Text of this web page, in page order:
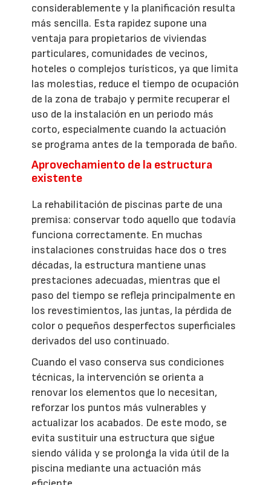
considerablemente y la planificación resulta
más sencilla. Esta rapidez supone una
ventaja para propietarios de viviendas
particulares, comunidades de vecinos,
hoteles o complejos turísticos, ya que limita
las molestias, reduce el tiempo de ocupación
de la zona de trabajo y permite recuperar el
uso de la instalación en un periodo más
corto, especialmente cuando la actuación
se programa antes de la temporada de baño.
Aprovechamiento de la estructura
existente
La rehabilitación de piscinas parte de una
premisa: conservar todo aquello que todavía
funciona correctamente. En muchas
instalaciones construidas hace dos o tres
décadas, la estructura mantiene unas
prestaciones adecuadas, mientras que el
paso del tiempo se refleja principalmente en
los revestimientos, las juntas, la pérdida de
color o pequeños desperfectos superficiales
derivados del uso continuado.
Cuando el vaso conserva sus condiciones
técnicas, la intervención se orienta a
renovar los elementos que lo necesitan,
reforzar los puntos más vulnerables y
actualizar los acabados. De este modo, se
evita sustituir una estructura que sigue
siendo válida y se prolonga la vida útil de la
piscina mediante una actuación más